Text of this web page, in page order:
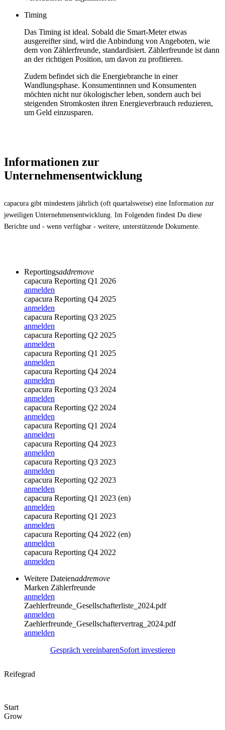
Timing
Das Timing ist ideal. Sobald die Smart-Meter etwas
ausgereifter sind, wird die Anbindung von Angeboten, wie
dem von Zählerfreunde, standardisiert. Zählerfreunde ist dann
an der richtigen Position, um davon zu profitieren.
Zudem befindet sich die Energiebranche in einer
Wandlungsphase. Konsumentinnen und Konsumenten
möchten nicht nur ökologischer leben, sondern auch bei
steigenden Stromkosten ihren Energieverbrauch reduzieren,
um Geld einzusparen.
Informationen zur
Unternehmensentwicklung
capacura gibt mindestens jährlich (oft quartalsweise) eine Information zur
jeweiligen Unternehmensentwicklung. Im Folgenden findest Du diese
Berichte und - wenn verfügbar - weitere, unterstützende Dokumente.
Reportingsaddremove
capacura Reporting Q1 2026
anmelden
capacura Reporting Q4 2025
anmelden
capacura Reporting Q3 2025
anmelden
capacura Reporting Q2 2025
anmelden
capacura Reporting Q1 2025
anmelden
capacura Reporting Q4 2024
anmelden
capacura Reporting Q3 2024
anmelden
capacura Reporting Q2 2024
anmelden
capacura Reporting Q1 2024
anmelden
capacura Reporting Q4 2023
anmelden
capacura Reporting Q3 2023
anmelden
capacura Reporting Q2 2023
anmelden
capacura Reporting Q1 2023 (en)
anmelden
capacura Reporting Q1 2023
anmelden
capacura Reporting Q4 2022 (en)
anmelden
capacura Reporting Q4 2022
anmelden
Weitere Dateienaddremove
Marken Zählerfreunde
anmelden
Zaehlerfreunde_Gesellschafterliste_2024.pdf
anmelden
Zaehlerfreunde_Gesellschaftervertrag_2024.pdf
anmelden
Gespräch vereinbarenSofort investieren
Reifegrad
Start
Grow